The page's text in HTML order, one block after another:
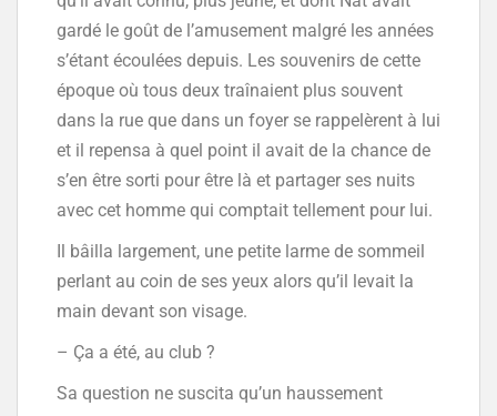
gardé le goût de l’amusement malgré les années
s’étant écoulées depuis. Les souvenirs de cette
époque où tous deux traînaient plus souvent
dans la rue que dans un foyer se rappelèrent à lui
et il repensa à quel point il avait de la chance de
s’en être sorti pour être là et partager ses nuits
avec cet homme qui comptait tellement pour lui.
Il bâilla largement, une petite larme de sommeil
perlant au coin de ses yeux alors qu’il levait la
main devant son visage.
– Ça a été, au club ?
Sa question ne suscita qu’un haussement